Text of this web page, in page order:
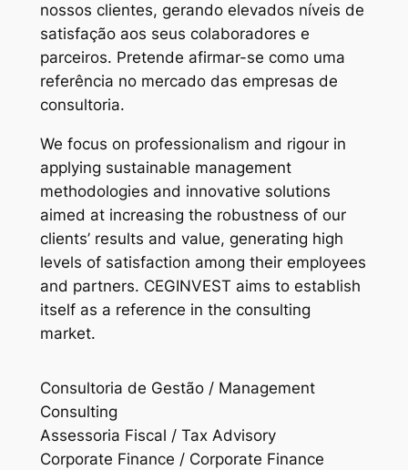
nossos clientes, gerando elevados níveis de
satisfação aos seus colaboradores e
parceiros. Pretende afirmar-se como uma
referência no mercado das empresas de
consultoria.
We focus on professionalism and rigour in
applying sustainable management
methodologies and innovative solutions
aimed at increasing the robustness of our
clients’ results and value, generating high
levels of satisfaction among their employees
and partners. CEGINVEST aims to establish
itself as a reference in the consulting
market.
Consultoria de Gestão / Management
Consulting
Assessoria Fiscal / Tax Advisory
Corporate Finance / Corporate Finance